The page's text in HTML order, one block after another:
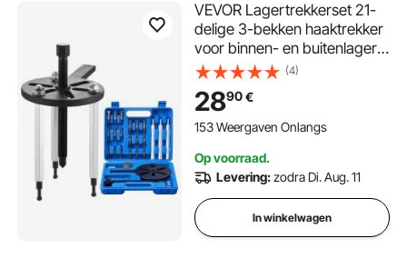
VEVOR Lagertrekkerset 21-
delige 3-bekken haaktrekker
voor binnen- en buitenlagers
en lagers zonder binnenas,
multifunctionele
lagerverwijderaar met
robuuste, draagbare
(4)
2890€
153 Weergaven Onlangs
Op voorraad.
Levering:zodra Di. Aug. 11
In winkelwagen